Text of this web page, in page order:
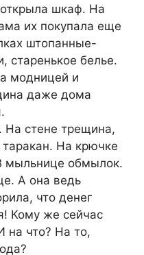
шкаф. На
их покупала еще
штопанные-
старенькое белье.
модницей и
даже дома
На стене трещина,
На крючке
мыльнице обмылок.
А она ведь
что денег
Кому же сейчас
на что? На то,